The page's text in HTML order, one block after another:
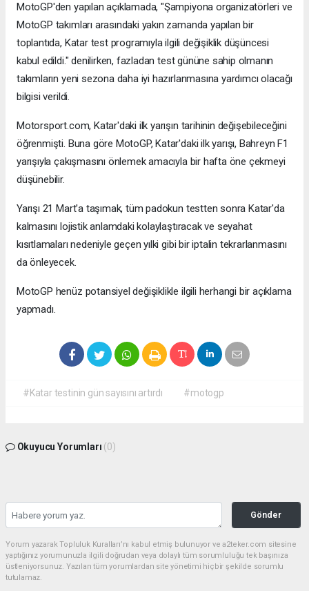
MotoGP'den yapılan açıklamada, "Şampiyona organizatörleri ve
MotoGP takımları arasındaki yakın zamanda yapılan bir
toplantıda, Katar test programıyla ilgili değişiklik düşüncesi
kabul edildi." denilirken, fazladan test gününe sahip olmanın
takımların yeni sezona daha iyi hazırlanmasına yardımcı olacağı
bilgisi verildi.
Motorsport.com, Katar'daki ilk yarışın tarihinin değişebileceğini
öğrenmişti. Buna göre MotoGP, Katar'daki ilk yarışı, Bahreyn F1
yarışıyla çakışmasını önlemek amacıyla bir hafta öne çekmeyi
düşünebilir.
Yarışı 21 Mart'a taşımak, tüm padokun testten sonra Katar'da
kalmasını lojistik anlamdaki kolaylaştıracak ve seyahat
kısıtlamaları nedeniyle geçen yılki gibi bir iptalin tekrarlanmasını
da önleyecek.
MotoGP henüz potansiyel değişiklikle ilgili herhangi bir açıklama
yapmadı.
#Katar testinin gün sayısını artırdı #motogp
Okuyucu Yorumları (0)
Gönder
Yorum yazarak Topluluk Kuralları’nı kabul etmiş bulunuyor ve a2teker.com sitesine
yaptığınız yorumunuzla ilgili doğrudan veya dolaylı tüm sorumluluğu tek başınıza
üstleniyorsunuz. Yazılan tüm yorumlardan site yönetimi hiçbir şekilde sorumlu
tutulamaz.